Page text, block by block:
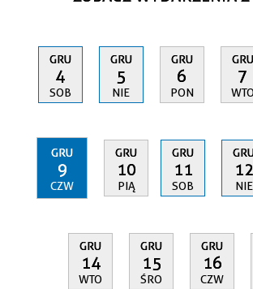
GRU
4
SOB
GRU
5
NIE
GRU
6
PON
GRU
7
WTO
GRU
9
CZW
GRU
10
PIĄ
GRU
11
SOB
12
NIE
GRU
14
WTO
GRU
15
ŚRO
GRU
16
CZW